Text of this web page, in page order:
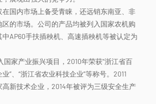
国内市场上备受青睐，还远销东南亚、非
的市场。公司的产品均被列入国家农机购
AP60手扶插秧机、高速插秧机等被认定为
国家产业振兴项目，2010年荣获“浙江省百
”、“浙江省农业科技企业”等称号。2011
新技术企业，2014年被评为三级安全生产